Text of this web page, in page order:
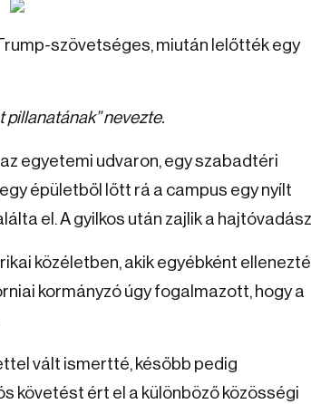
szövetséges, miután lelőtték egy
nevezte.
egyetemi udvaron, egy szabadtéri
épületből lőtt rá a campus egy nyílt
el. A gyilkos után zajlik a
közéletben, akik egyébként
kormányzó úgy fogalmazott, hogy a
vált ismertté, később pedig
követést ért el a különböző közösségi